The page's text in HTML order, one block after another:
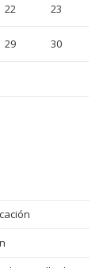
22 23
29 30